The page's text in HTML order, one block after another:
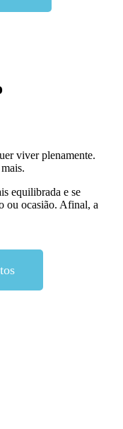
viver plenamente.
equilibrada e se
ou ocasião. Afinal, a